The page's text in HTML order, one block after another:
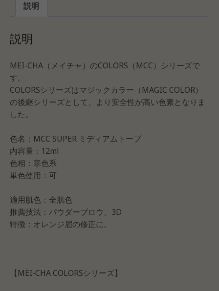
説明
説明
MEI-CHA（メイチャ）のCOLORS（MCC）シリーズで
す。
COLORSシリーズはマジックカラー（MAGIC COLOR）
の後継シリーズとして、より安全性が高い色素となりま
した。
色名：MCC SUPER ミディアムトープ
内容量：12ml
色相：寒色系
単色使用：可
適用肌色：全肌色
推薦技法：パウダーブロウ、3D
特徴：オレンジ眉の修正に。
【MEI-CHA COLORSシリーズ】